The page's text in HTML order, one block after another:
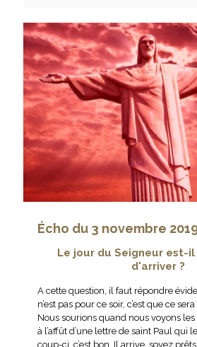
Écho du 3 novembre
Le jour du Seigneur est-
d'arriver ?
A cette question, il faut répondre
n’est pas pour ce soir, c’est que ce
Nous sourions quand nous voyons
à l’affût d’une lettre de saint Paul qui
coup-ci, c’est bon, Il arrive, soyez prêts !